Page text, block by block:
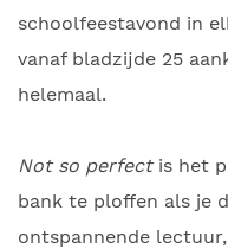
schoolfeestavond in
vanaf bladzijde 25
helemaal.
Not so perfectis het
bank te ploffen als je
ontspannende